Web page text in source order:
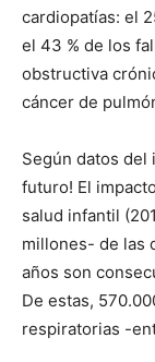
cardiopatías: el
el 43 % de los
obstructiva
cáncer de
Según datos del
futuro! El
salud infantil
millones- de las
años son
De estas,
respiratorias -